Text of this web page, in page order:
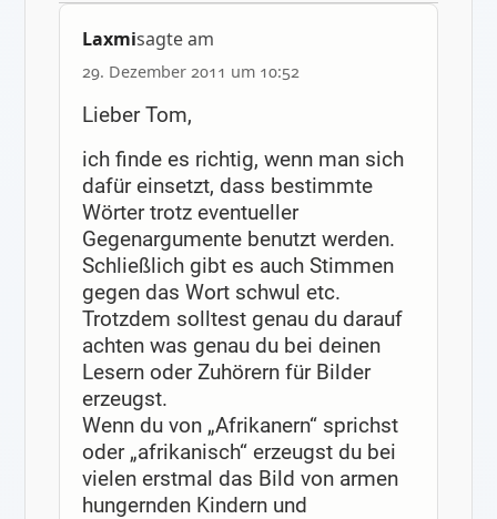
Laxmisagte am
29. Dezember 2011 um 10:52
Lieber Tom,
ich finde es richtig, wenn man sich
dafür einsetzt, dass bestimmte
Wörter trotz eventueller
Gegenargumente benutzt werden.
Schließlich gibt es auch Stimmen
gegen das Wort schwul etc.
Trotzdem solltest genau du darauf
achten was genau du bei deinen
Lesern oder Zuhörern für Bilder
erzeugst.
Wenn du von „Afrikanern“ sprichst
oder „afrikanisch“ erzeugst du bei
vielen erstmal das Bild von armen
hungernden Kindern und